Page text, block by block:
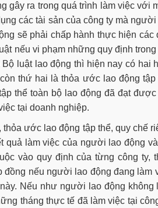
gây ra trong quá trình làm việc với
các tài sản của công ty mà
sẽ phải chấp hành thực hiện các
nếu vi phạm những quy định
luật lao động thì hiện nay có hai
thứ hai là thỏa ước lao động tập
thể toàn bộ lao động đã đạt được
tại doanh nghiệp.
ước lao động tập thể, quy chế
quả làm việc của người lao động
vào quy định của từng công ty,
nếu người lao động đang làm
Nếu như người lao động không
tháng thực tế đã làm việc tại